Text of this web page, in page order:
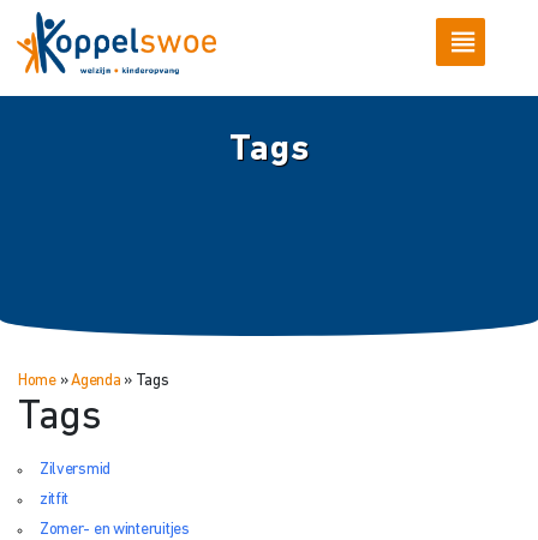
Tags
Home»Agenda » Tags
Tags
Zilversmid
zitfit
Zomer- en winteruitjes